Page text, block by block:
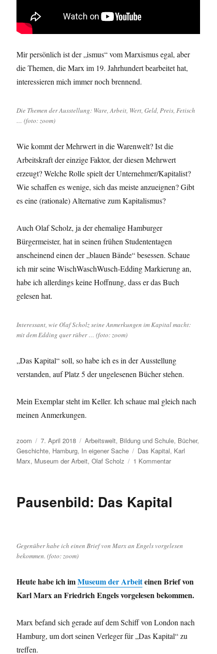
Mir persönlich ist der „ismus“ vom Marxismus egal, aber
die Themen, die Marx im 19. Jahrhundert bearbeitet hat,
interessieren mich immer noch brennend.
Die Themen der Ausstellung: Ware, Arbeit, Wert, Geld, Preis, Fetisch
… (foto: zoom)
Wie kommt der Mehrwert in die Warenwelt? Ist die
Arbeitskraft der einzige Faktor, der diesen Mehrwert
erzeugt? Welche Rolle spielt der Unternehmer/Kapitalist?
Wie schaffen es wenige, sich das meiste anzueignen? Gibt
es eine (rationale) Alternative zum Kapitalismus?
Auch Olaf Scholz, ja der ehemalige Hamburger
Bürgermeister, hat in seinen frühen Studententagen
anscheinend einen der „blauen Bände“ besessen. Schaue
ich mir seine WischWaschWusch-Edding Markierung an,
habe ich allerdings keine Hoffnung, dass er das Buch
gelesen hat.
Interessant, wie Olaf Scholz seine Anmerkungen im Kapital macht:
mit dem Edding quer rüber … (foto: zoom)
„Das Kapital“ soll, so habe ich es in der Ausstellung
verstanden, auf Platz 5 der ungelesenen Bücher stehen.
Mein Exemplar steht im Keller. Ich schaue mal gleich nach
meinen Anmerkungen.
Autor
zoom
Veröffentlicht
am
7. April 2018 Kategorien
Arbeitswelt, Bildung und Schule, Bücher,
Geschichte, Hamburg, In eigener Sache Schlagwörter
Das Kapital, Karl
Marx, Museum der Arbeit,Olaf Scholz 1 Kommentarzu
–
…
Pausenbild: Das Kapital
Gegenüber habe ich einen Brief von Marx an Engels vorgelesen
bekommen. (foto: zoom)
Heute habe ich imMuseum der Arbeiteinen Brief von
Karl Marx an Friedrich Engels vorgelesen bekommen.
Marx befand sich gerade auf dem Schiff von London nach
Hamburg, um dort seinen Verleger für „Das Kapital“ zu
treffen.